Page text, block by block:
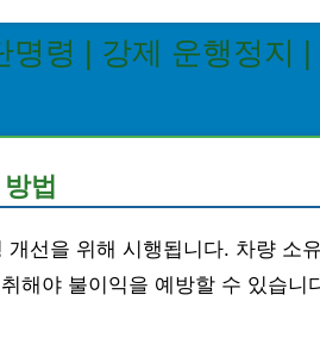
명령 | 강제 운행정지
법
선을 위해 시행됩니다. 차량 소
해야 불이익을 예방할 수 있습니